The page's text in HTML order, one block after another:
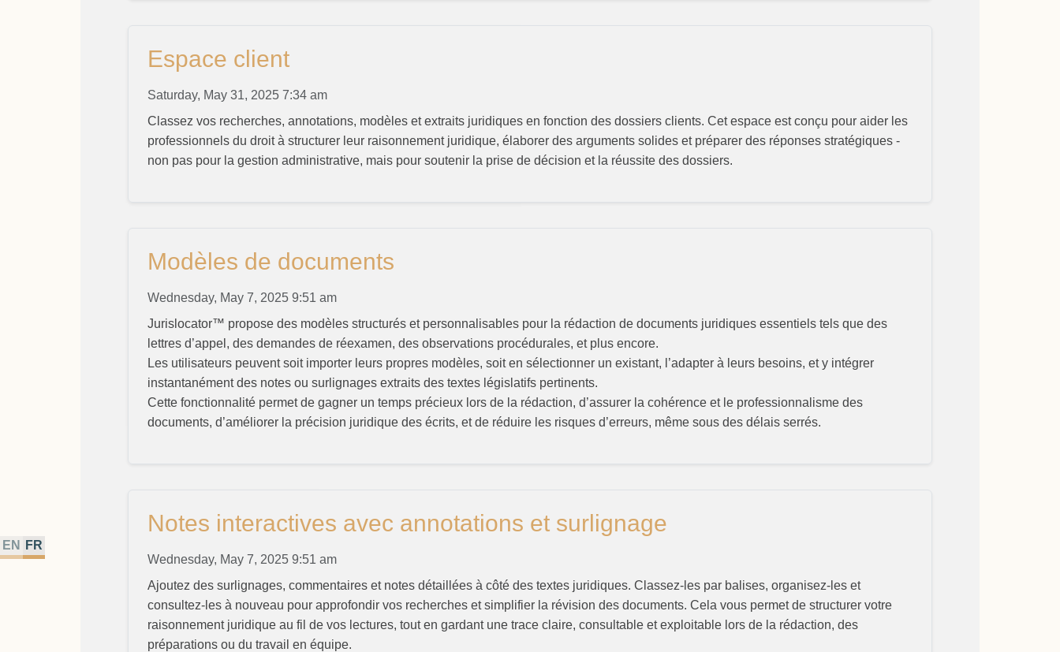
EN FR
Espace client
Saturday, May 31, 2025 7:34 am
Classez vos recherches, annotations, modèles et extraits juridiques en fonction des dossiers clients. Cet espace est conçu pour aider les
professionnels du droit à structurer leur raisonnement juridique, élaborer des arguments solides et préparer des réponses stratégiques -
non pas pour la gestion administrative, mais pour soutenir la prise de décision et la réussite des dossiers.
Modèles de documents
Wednesday, May 7, 2025 9:51 am
Jurislocator™ propose des modèles structurés et personnalisables pour la rédaction de documents juridiques essentiels tels que des
lettres d’appel, des demandes de réexamen, des observations procédurales, et plus encore.
Les utilisateurs peuvent soit importer leurs propres modèles, soit en sélectionner un existant, l’adapter à leurs besoins, et y intégrer
instantanément des notes ou surlignages extraits des textes législatifs pertinents.
Cette fonctionnalité permet de gagner un temps précieux lors de la rédaction, d’assurer la cohérence et le professionnalisme des
documents, d’améliorer la précision juridique des écrits, et de réduire les risques d’erreurs, même sous des délais serrés.
Notes interactives avec annotations et surlignage
Wednesday, May 7, 2025 9:51 am
Ajoutez des surlignages, commentaires et notes détaillées à côté des textes juridiques. Classez-les par balises, organisez-les et
consultez-les à nouveau pour approfondir vos recherches et simplifier la révision des documents. Cela vous permet de structurer votre
raisonnement juridique au fil de vos lectures, tout en gardant une trace claire, consultable et exploitable lors de la rédaction, des
préparations ou du travail en équipe.